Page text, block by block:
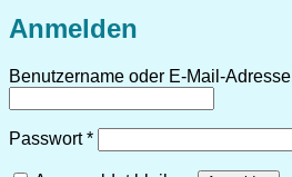
Anmelden
Benutzername oder E-Mail-Adresse
Passwort*Erforderlich